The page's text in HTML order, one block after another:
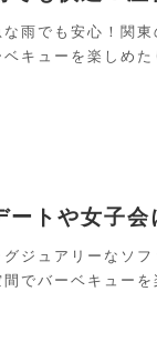
な雨でも安心！関
ベキューを楽しめた
ートや女子
グジュアリーなソ
間でバーベキューを